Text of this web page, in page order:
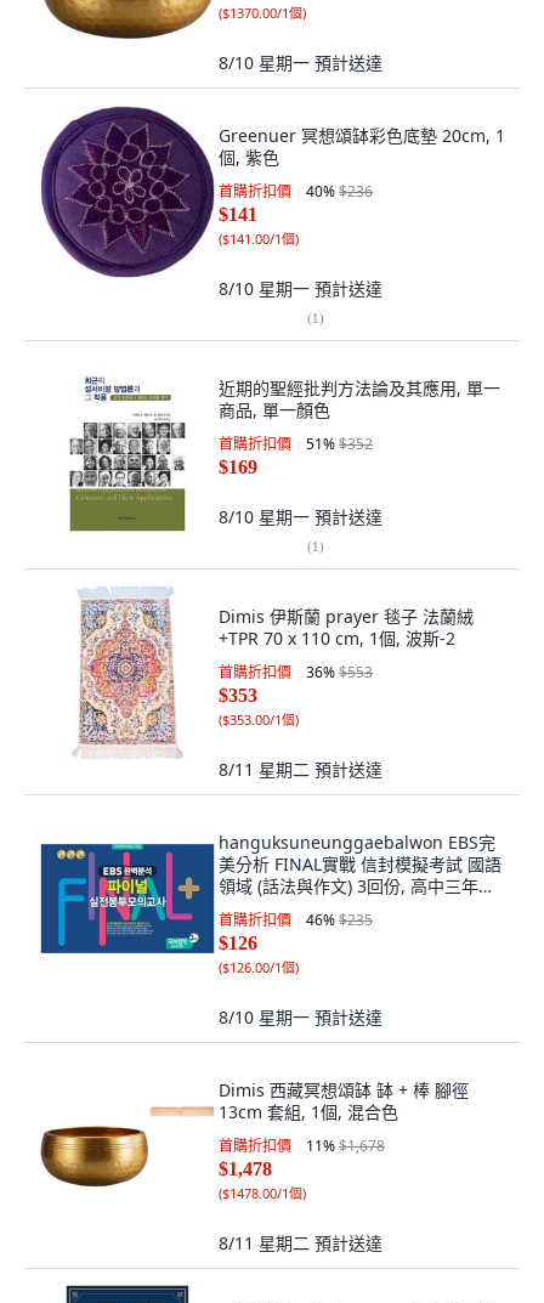
($1370.00/1個)
8/10 星期一 預計送達
Greenuer 冥想頌缽彩色底墊 20cm, 1
個, 紫色
首購折扣價 40%$236
$141
($141.00/1個)
8/10 星期一 預計送達
(1)
近期的聖經批判方法論及其應用, 單一
商品, 單一顏色
首購折扣價 51%$352
$169
8/10 星期一 預計送達
(1)
Dimis 伊斯蘭 prayer 毯子 法蘭絨
+TPR 70 x 110 cm, 1個, 波斯-2
首購折扣價 36%$553
$353
($353.00/1個)
8/11 星期二 預計送達
hanguksuneunggaebalwon EBS完
美分析 FINAL實戰 信封模擬考試 國語
領域 (話法與作文) 3回份, 高中三年級,
1個, EBS Perfect Analysis FINAL 真
實信封模擬測試 韓語區 (週二), 韓國人
首購折扣價 46%$235
$126
($126.00/1個)
8/10 星期一 預計送達
Dimis 西藏冥想頌缽 缽 + 棒 腳徑
13cm 套組, 1個, 混合色
首購折扣價 11%$1,678
$1,478
($1478.00/1個)
8/11 星期二 預計送達